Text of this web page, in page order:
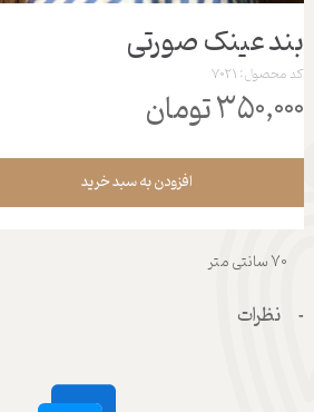
بند عینک صورتی
کد محصول: 7021
۳۵۰,۰۰۰ تومان
افزودن به سبد خرید
70 سانتی متر
نظرات